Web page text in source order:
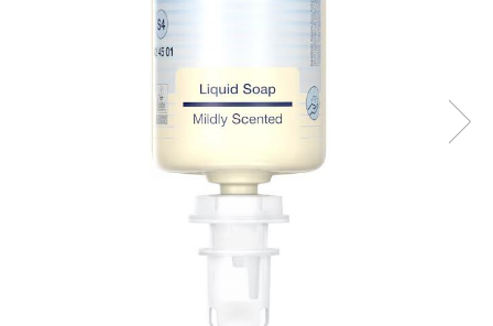
Monodiscuri profesionale
Detergenti profesionali
Accesorii detergenti, pompe,
Detergenti covoare, mochete,